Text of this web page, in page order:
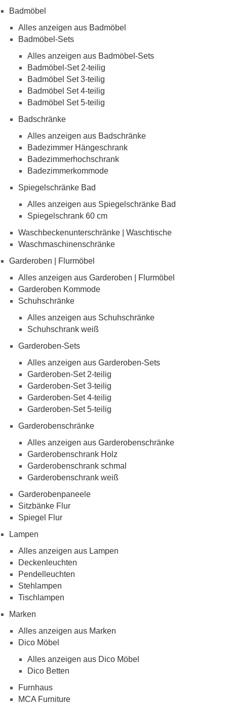
Badmöbel
Alles anzeigen aus Badmöbel
Badmöbel-Sets
Alles anzeigen aus Badmöbel-Sets
Badmöbel-Set 2-teilig
Badmöbel Set 3-teilig
Badmöbel Set 4-teilig
Badmöbel Set 5-teilig
Badschränke
Alles anzeigen aus Badschränke
Badezimmer Hängeschrank
Badezimmerhochschrank
Badezimmerkommode
Spiegelschränke Bad
Alles anzeigen aus Spiegelschränke Bad
Spiegelschrank 60 cm
Waschbeckenunterschränke | Waschtische
Waschmaschinenschränke
Garderoben | Flurmöbel
Alles anzeigen aus Garderoben | Flurmöbel
Garderoben Kommode
Schuhschränke
Alles anzeigen aus Schuhschränke
Schuhschrank weiß
Garderoben-Sets
Alles anzeigen aus Garderoben-Sets
Garderoben-Set 2-teilig
Garderoben-Set 3-teilig
Garderoben-Set 4-teilig
Garderoben-Set 5-teilig
Garderobenschränke
Alles anzeigen aus Garderobenschränke
Garderobenschrank Holz
Garderobenschrank schmal
Garderobenschrank weiß
Garderobenpaneele
Sitzbänke Flur
Spiegel Flur
Lampen
Alles anzeigen aus Lampen
Deckenleuchten
Pendelleuchten
Stehlampen
Tischlampen
Marken
Alles anzeigen aus Marken
Dico Möbel
Alles anzeigen aus Dico Möbel
Dico Betten
Furnhaus
MCA Furniture